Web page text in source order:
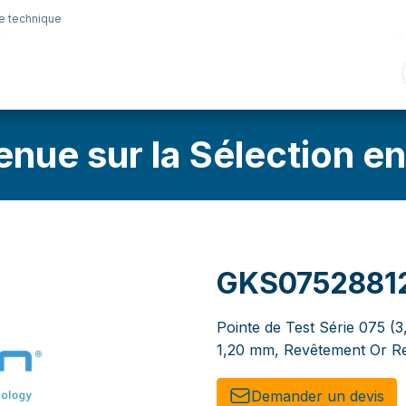
technique
Sélection en
sur la Sélection
Pointe de Test Série 075
1,20 mm, Revêtement Or
Demander un de​​vis​​